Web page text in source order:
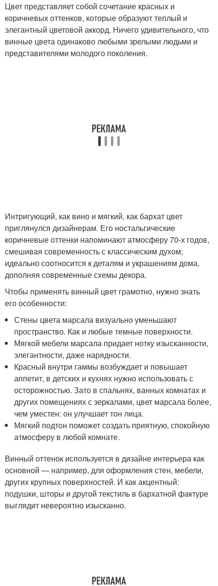
Цвет представляет собой сочетание красных и
коричневых оттенков, которые образуют теплый и
элегантный цветовой аккорд. Ничего удивительного, что
винные цвета одинаково любыми зрелыми людьми и
представителями молодого поколения.
Интригующий, как вино и мягкий, как бархат цвет
приглянулся дизайнерам. Его ностальгические
коричневые оттенки напоминают атмосферу 70-х годов,
смешивая современность с классическим духом;
идеально соотносится к деталям и украшениям дома,
дополняя современные схемы декора.
Чтобы применять винный цвет грамотно, нужно знать
его особенности:
Стены цвета марсала визуально уменьшают
пространство. Как и любые темные поверхности.
Мягкой мебели марсала придает нотку изысканности,
элегантности, даже нарядности.
Красный внутри гаммы возбуждает и повышает
аппетит, в детских и кухнях нужно использовать с
осторожностью. Зато в спальнях, ванных комнатах и
других помещениях с зеркалами, цвет марсала более,
чем уместен: он улучшает тон лица.
Мягкий подтон поможет создать приятную, спокойную
атмосферу в любой комнате.
Винный оттенок используется в дизайне интерьера как
основной — например, для оформления стен, мебели,
других крупных поверхностей. И как акцентный:
подушки, шторы и другой текстиль в бархатной фактуре
выглядит невероятно изысканно.